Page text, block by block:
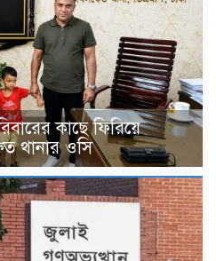
কাছে ফিরিয়ে
থানার ওসি